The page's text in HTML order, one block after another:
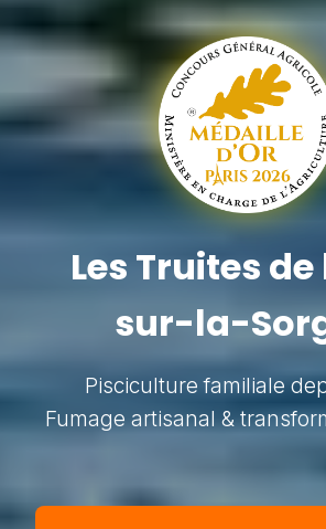
Les Truites
sur-la-
Pisciculture familiale
Fumage artisanal &